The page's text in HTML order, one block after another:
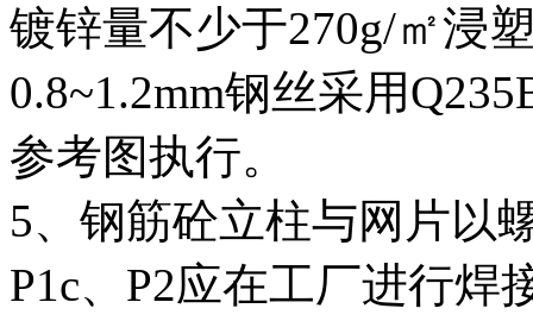
镀锌量不少于270g/㎡浸
0.8~1.2mm钢丝采用
参考图执行。
5、钢筋砼立柱与网片以
P1c、P2应在工厂进行焊